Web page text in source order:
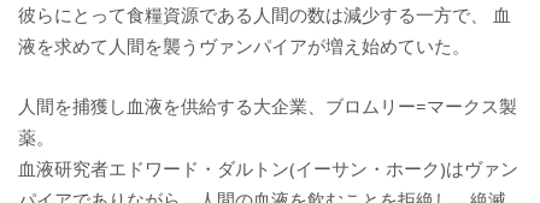
彼らにとって食糧資源である人間の数は減少する一方で、 血
液を求めて人間を襲うヴァンパイアが増え始めていた。
人間を捕獲し血液を供給する大企業、ブロムリー=マークス製
薬。
血液研究者エドワード・ダルトン(イーサン・ホーク)はヴァン